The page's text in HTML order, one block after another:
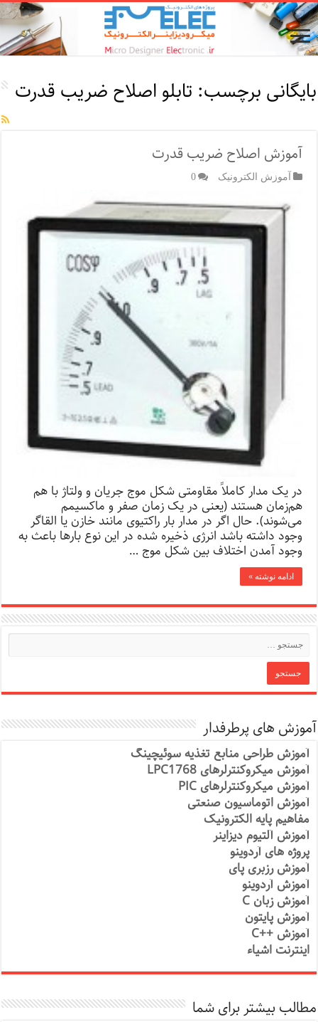
بایگانی برچسب: تابلو اصلاح ضریب قدرت
آموزش اصلاح ضریب قدرت
آموزش الکترونیک 0
در یک مدار کاملاً مقاومتی شکل موج جریان و ولتاژ با هم
هم‌زمان هستند (یعنی در یک زمان صفر و ماکسیمم
می‌شوند). حال اگر در مدار بار راکتیوی مانند خازن یا القاگر
وجود داشته باشد انرژی ذخیره شده در این نوع بارها باعث به
وجود آمدن اختلاف بین شکل موج …
ادامه نوشته »
آموزش های پرطرفدار
آموزش طراحی منابع تغذیه سوئیچینگ
آموزش میکروکنترلرهای LPC1768
آموزش میکروکنترلرهای PIC
آموزش اتوماسیون صنعتی
مفاهیم پایه الکترونیک
آموزش آلتیوم دیزاینر
پروژه های آردوینو
آموزش رزبری پای
آموزش آردوینو
آموزش زبان C
آموزش پایتون
آموزش ++C
اینترنت اشیاء
مطالب بیشتر برای شما